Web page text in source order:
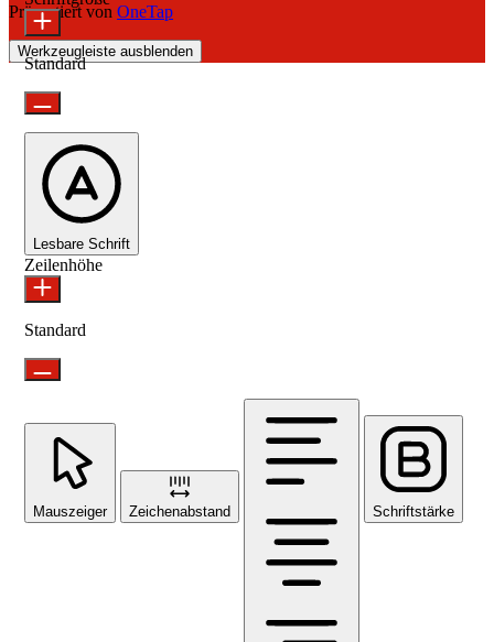
Präsentiert von OneTap
Werkzeugleiste ausblenden
Standard
Lesbare Schrift
Zeilenhöhe
Standard
Mauszeiger Zeichenabstand Schriftstärke